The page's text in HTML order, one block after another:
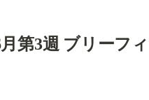
第3週 ブリーフィ